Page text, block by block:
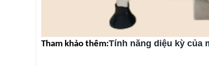
Tham khảo thêm:Tính năng diệu kỳ của